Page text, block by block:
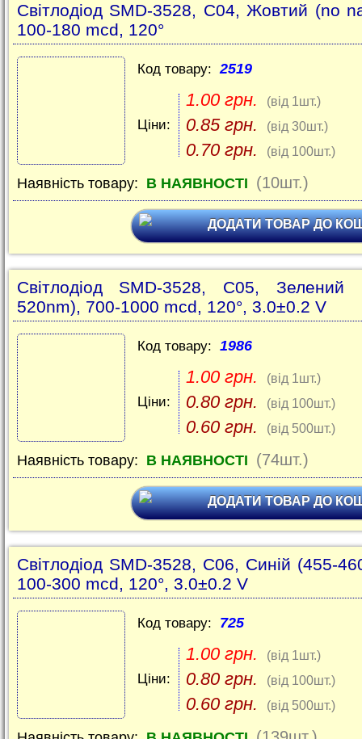
Світлодіод SMD-3528, C04, Жовтий (no
100-180 mcd, 120°
Код товару: 2519
Ціни:
1.00 грн. (від 1шт.)
0.85 грн. (від 30шт.)
0.70 грн. (від 100шт.)
Наявність товару: В НАЯВНОСТІ (10шт.)
ДОДАТИ ТОВАР ДО
Світлодіод SMD-3528, C05, Зелений
520nm), 700-1000 mcd, 120°, 3.0±0.2 V
Код товару: 1986
Ціни:
1.00 грн. (від 1шт.)
0.80 грн. (від 100шт.)
0.60 грн. (від 500шт.)
Наявність товару: В НАЯВНОСТІ (74шт.)
ДОДАТИ ТОВАР ДО
Світлодіод SMD-3528, C06, Синій (455-
100-300 mcd, 120°, 3.0±0.2 V
Код товару: 725
Ціни:
1.00 грн. (від 1шт.)
0.80 грн. (від 100шт.)
0.60 грн. (від 500шт.)